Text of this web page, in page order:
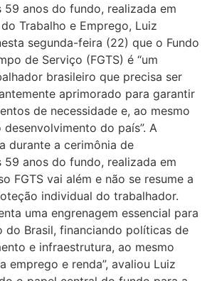
anos do fundo, realizada em
Trabalho e Emprego, Luiz
segunda-feira (22) que o Fundo
de Serviço (FGTS) é “um
brasileiro que precisa ser
aprimorado para garantir
de necessidade e, ao mesmo
do país”. A
durante a cerimônia de
anos do fundo, realizada em
FGTS vai além e não se resume a
individual do trabalhador.
uma engrenagem essencial para
do Brasil, financiando políticas de
e infraestrutura, ao mesmo
emprego e renda”, avaliou Luiz